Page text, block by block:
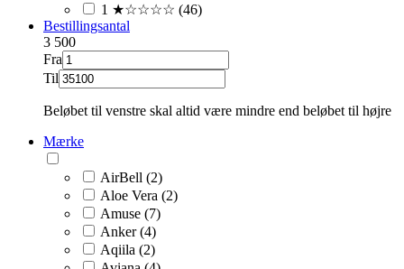
1 ★☆☆☆☆ (46)
Bestillingsantal
3 500
Fra
Til
Beløbet til venstre skal altid være mindre end beløbet til højre
Mærke
AirBell (2)
Aloe Vera (2)
Amuse (7)
Anker (4)
Aqiila (2)